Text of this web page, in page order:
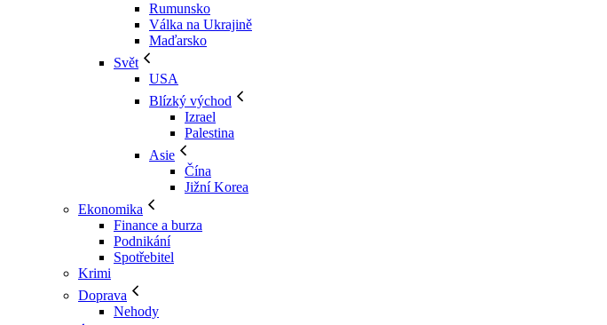
Rumunsko
Válka na Ukrajině
Maďarsko
Svět
USA
Blízký východ
Izrael
Palestina
Asie
Čína
Jižní Korea
Ekonomika
Finance a burza
Podnikání
Spotřebitel
Krimi
Doprava
Nehody